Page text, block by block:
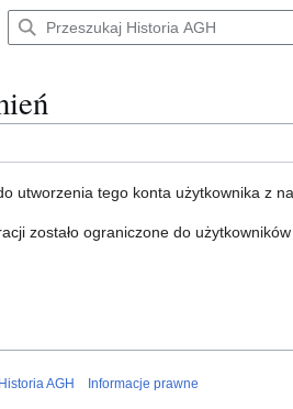
utworzenia tego konta użytkownika z
zostało ograniczone do
AGH Informacje prawne